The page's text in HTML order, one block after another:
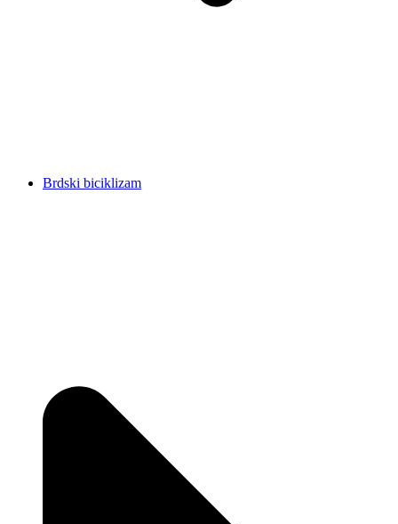
Brdski biciklizam